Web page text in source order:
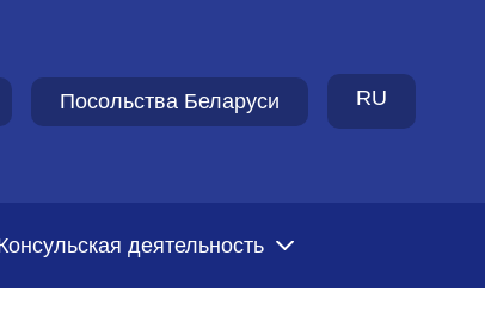
Посольства Беларуси RU
деятельность